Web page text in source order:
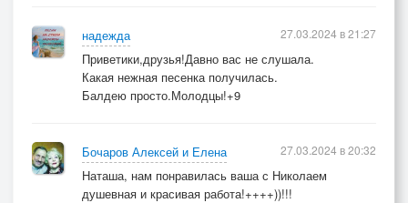
надежда
Приветики,друзья!Давно вас не слушала.
Какая нежная песенка получилась.
Балдею просто.Молодцы!+9
27.03.2024 в 21:27
Бочаров Алексей и Елена
Наташа, нам понравилась ваша с Николаем
душевная и красивая работа!++++))!!!
27.03.2024 в 20:32